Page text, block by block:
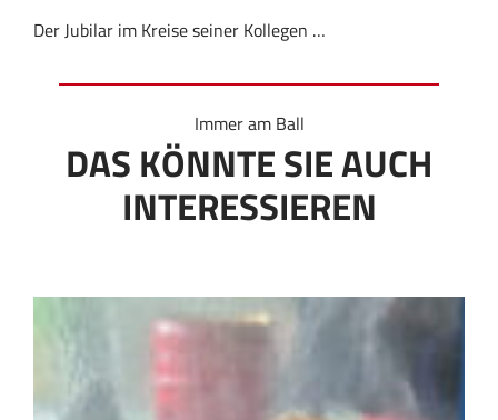
Der Jubilar im Kreise seiner Kollegen …
Immer am Ball
DAS KÖNNTE SIE AUCH
INTERESSIEREN